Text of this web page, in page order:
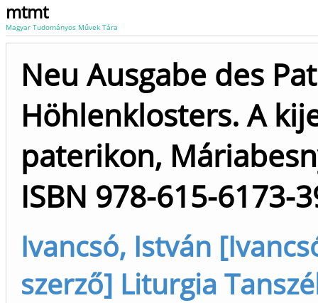
mtmt
Magyar Tudományos Művek Tára
Neu Ausgabe des
Höhlenklosters. A
paterikon,
ISBN 978-615-6173-
Ivancsó, István
szerző] Liturgia